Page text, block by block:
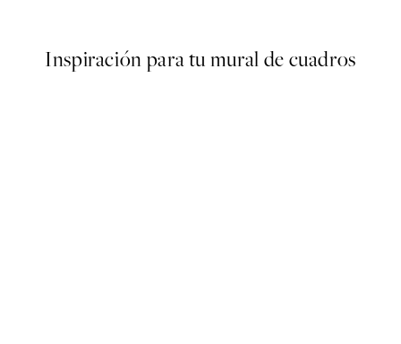
Inspiración para tu mural de cuadros